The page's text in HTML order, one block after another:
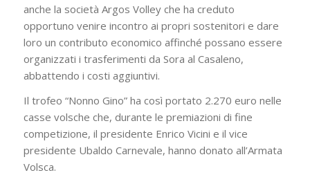
anche la società Argos Volley che ha creduto
opportuno venire incontro ai propri sostenitori e dare
loro un contributo economico affinché possano essere
organizzati i trasferimenti da Sora al Casaleno,
abbattendo i costi aggiuntivi.
Il trofeo “Nonno Gino” ha così portato 2.270 euro nelle
casse volsche che, durante le premiazioni di fine
competizione, il presidente Enrico Vicini e il vice
presidente Ubaldo Carnevale, hanno donato all’Armata
Volsca.